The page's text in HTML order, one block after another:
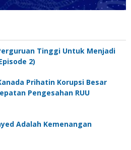
Tinggi Untuk Menjadi
2)
Prihatin Korupsi Besar
Pengesahan RUU
Adalah Kemenangan